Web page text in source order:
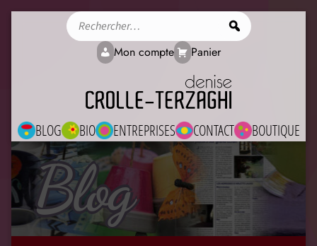
BLOG BIO ENTREPRISES CONTACT BOUTIQUE
Mon compte Panier
Blog